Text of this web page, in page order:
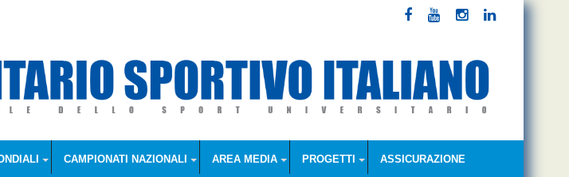
CAMPIONATI NAZIONALI AREA MEDIA PROGETTI ASSICURAZIONE